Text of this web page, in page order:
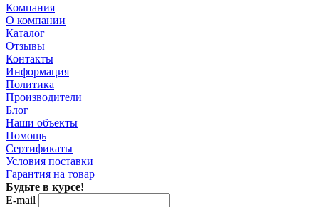
Компания
О компании
Каталог
Отзывы
Контакты
Информация
Политика
Производители
Блог
Наши объекты
Помощь
Сертификаты
Условия поставки
Гарантия на товар
Будьте в курсе!
E-mail